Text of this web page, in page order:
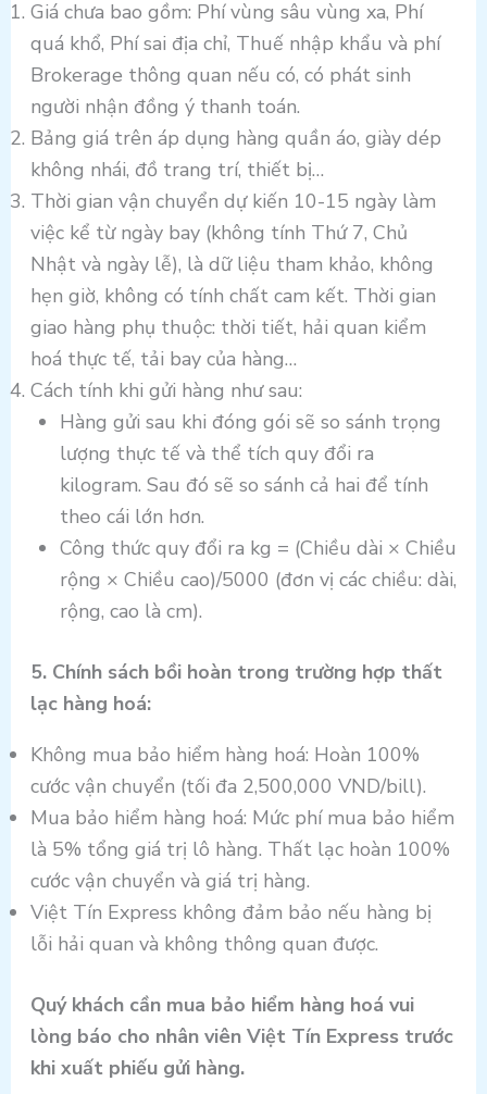
Giá chưa bao gồm: Phí vùng sâu vùng xa, Phí
quá khổ, Phí sai địa chỉ, Thuế nhập khẩu và phí
Brokerage thông quan nếu có, có phát sinh
người nhận đồng ý thanh toán.
Bảng giá trên áp dụng hàng quần áo, giày dép
không nhái, đồ trang trí, thiết bị…
Thời gian vận chuyển dự kiến 10-15 ngày làm
việc kể từ ngày bay (không tính Thứ 7, Chủ
Nhật và ngày lễ), là dữ liệu tham khảo, không
hẹn giờ, không có tính chất cam kết. Thời gian
giao hàng phụ thuộc: thời tiết, hải quan kiểm
hoá thực tế, tải bay của hàng…
Cách tính khi gửi hàng như sau:
Hàng gửi sau khi đóng gói sẽ so sánh trọng
lượng thực tế và thể tích quy đổi ra
kilogram. Sau đó sẽ so sánh cả hai để tính
theo cái lớn hơn.
Công thức quy đổi ra kg = (Chiều dài × Chiều
rộng × Chiều cao)/5000 (đơn vị các chiều: dài,
rộng, cao là cm).
5. Chính sách bồi hoàn trong trường hợp thất
lạc hàng hoá:
Không mua bảo hiểm hàng hoá: Hoàn 100%
cước vận chuyển (tối đa 2,500,000 VND/bill).
Mua bảo hiểm hàng hoá: Mức phí mua bảo hiểm
là 5% tổng giá trị lô hàng. Thất lạc hoàn 100%
cước vận chuyển và giá trị hàng.
Việt Tín Express không đảm bảo nếu hàng bị
lỗi hải quan và không thông quan được.
Quý khách cần mua bảo hiểm hàng hoá vui
lòng báo cho nhân viên Việt Tín Express trước
khi xuất phiếu gửi hàng.